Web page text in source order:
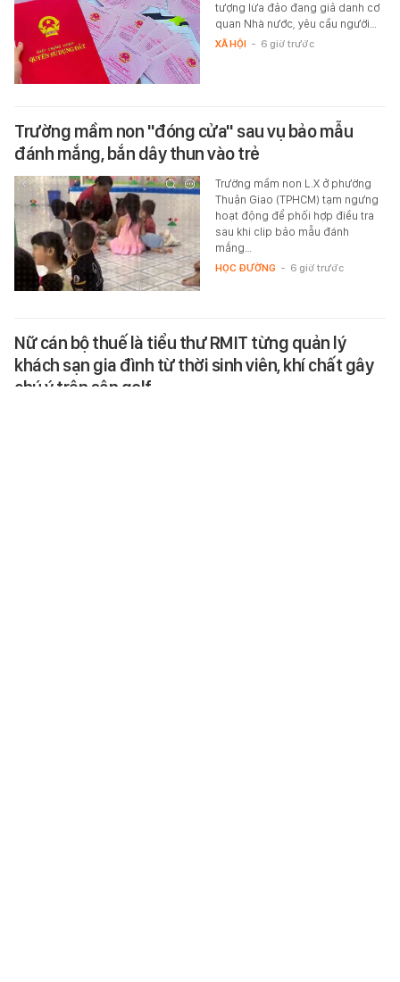
tượng lừa đảo đang giả danh cơ
quan Nhà nước, yêu cầu người…
XÃ HỘI - 6 giờ trước
Trường mầm non "đóng cửa" sau vụ bảo mẫu
đánh mắng, bắn dây thun vào trẻ
Trường mầm non L.X ở phường
Thuận Giao (TPHCM) tạm ngưng
hoạt động để phối hợp điều tra
sau khi clip bảo mẫu đánh
mắng…
HỌC ĐƯỜNG - 6 giờ trước
Nữ cán bộ thuế là tiểu thư RMIT từng quản lý
khách sạn gia đình từ thời sinh viên, khí chất gây
chú ý trên sân golf